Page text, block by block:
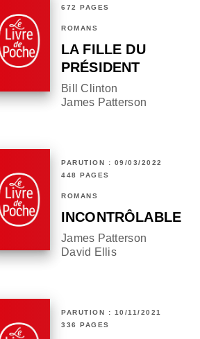
672 PAGES
ROMANS
LA FILLE DU
PRÉSIDENT
Bill Clinton
James Patterson
PARUTION : 09/03/2022
448 PAGES
ROMANS
INCONTRÔLABLE
James Patterson
David Ellis
PARUTION : 10/11/2021
336 PAGES